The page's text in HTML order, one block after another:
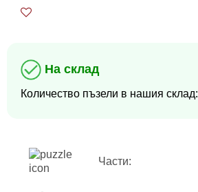
На склад
Количество пъзели в нашия склад:
Части: